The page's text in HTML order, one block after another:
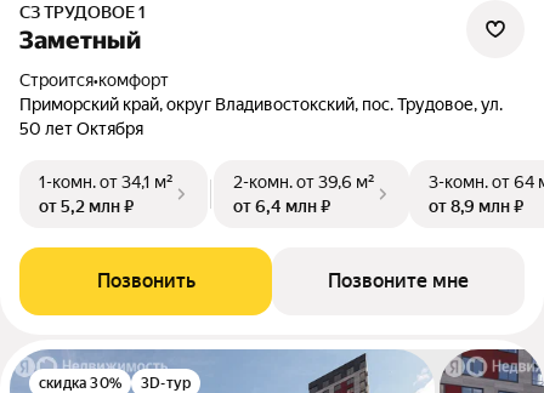
СЗ ТРУДОВОЕ 1
Заметный
Строится•комфорт
Приморский край, округ Владивостокский, пос. Трудовое, ул.
50 лет Октября
1-комн.от 34,1 м²
от 5,2 млн ₽
2-комн.от 39,6 м²
от 6,4 млн ₽
3-комн.от 64
от 8,9 млн ₽
Позвонить Позвоните мне
скидка 30% 3D-тур